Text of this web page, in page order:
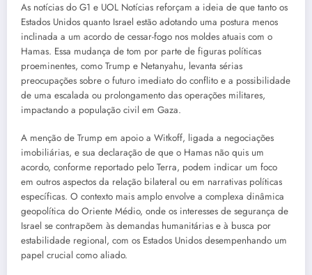
As notícias do G1 e UOL Notícias reforçam a ideia de que tanto os
Estados Unidos quanto Israel estão adotando uma postura menos
inclinada a um acordo de cessar-fogo nos moldes atuais com o
Hamas. Essa mudança de tom por parte de figuras políticas
proeminentes, como Trump e Netanyahu, levanta sérias
preocupações sobre o futuro imediato do conflito e a possibilidade
de uma escalada ou prolongamento das operações militares,
impactando a população civil em Gaza.
A menção de Trump em apoio a Witkoff, ligada a negociações
imobiliárias, e sua declaração de que o Hamas não quis um
acordo, conforme reportado pelo Terra, podem indicar um foco
em outros aspectos da relação bilateral ou em narrativas políticas
específicas. O contexto mais amplo envolve a complexa dinâmica
geopolítica do Oriente Médio, onde os interesses de segurança de
Israel se contrapõem às demandas humanitárias e à busca por
estabilidade regional, com os Estados Unidos desempenhando um
papel crucial como aliado.